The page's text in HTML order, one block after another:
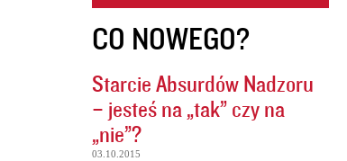
CO NOWEGO?
Starcie Absurdów Nadzoru
– jesteś na „tak” czy na
„nie”?
03.10.2015